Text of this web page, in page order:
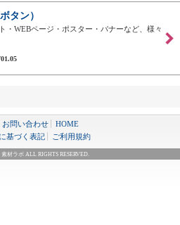
タン）
・WEBページ・ポスター・バナーなど、様々
お問い合わせ
HOME
基づく表記
ご利用規約
素材ラボ ALL RIGHTS RESERVED.